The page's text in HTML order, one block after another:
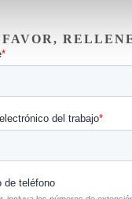
FAVOR,